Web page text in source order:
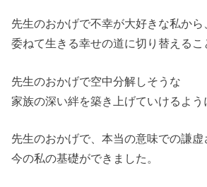
先生のおかげで不幸が大好きな私から
委ねて生きる幸せの道に切り替えるこ
先生のおかげで空中分解しそうな
家族の深い絆を築き上げていけるよう
先生のおかげで、本当の意味での謙虚
今の私の基礎ができました。